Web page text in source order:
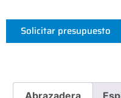
Solicitar presupuesto